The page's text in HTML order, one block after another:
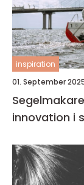
inspiration
01. September
innovation i